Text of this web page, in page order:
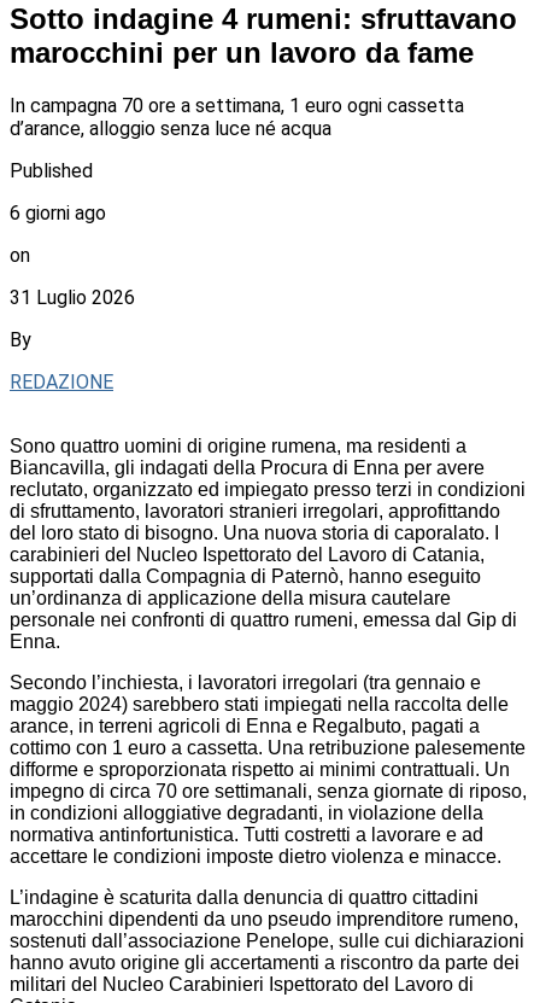
Sotto indagine 4 rumeni: sfruttavano
marocchini per un lavoro da fame
In campagna 70 ore a settimana, 1 euro ogni cassetta
d’arance, alloggio senza luce né acqua
Published
6 giorni ago
on
31 Luglio 2026
By
REDAZIONE
Sono quattro uomini di origine rumena, ma residenti a
Biancavilla, gli indagati della Procura di Enna per avere
reclutato, organizzato ed impiegato presso terzi in condizioni
di sfruttamento, lavoratori stranieri irregolari, approfittando
del loro stato di bisogno. Una nuova storia di caporalato. I
carabinieri del Nucleo Ispettorato del Lavoro di Catania,
supportati dalla Compagnia di Paternò, hanno eseguito
un’ordinanza di applicazione della misura cautelare
personale nei confronti di quattro rumeni, emessa dal Gip di
Enna.
Secondo l’inchiesta, i lavoratori irregolari (tra gennaio e
maggio 2024) sarebbero stati impiegati nella raccolta delle
arance, in terreni agricoli di Enna e Regalbuto, pagati a
cottimo con 1 euro a cassetta. Una retribuzione palesemente
difforme e sproporzionata rispetto ai minimi contrattuali. Un
impegno di circa 70 ore settimanali, senza giornate di riposo,
in condizioni alloggiative degradanti, in violazione della
normativa antinfortunistica. Tutti costretti a lavorare e ad
accettare le condizioni imposte dietro violenza e minacce.
L’indagine è scaturita dalla denuncia di quattro cittadini
marocchini dipendenti da uno pseudo imprenditore rumeno,
sostenuti dall’associazione Penelope, sulle cui dichiarazioni
hanno avuto origine gli accertamenti a riscontro da parte dei
militari del Nucleo Carabinieri Ispettorato del Lavoro di